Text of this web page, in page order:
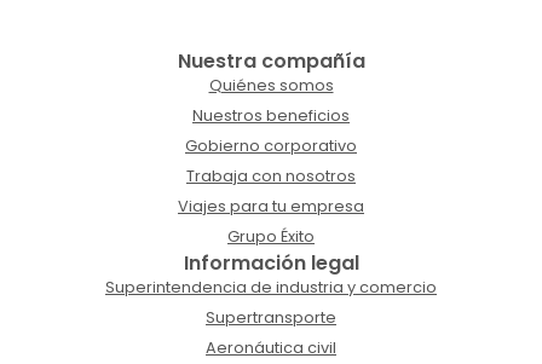
Nuestra compañía
Quiénes somos
Nuestros beneficios
Gobierno corporativo
Trabaja con nosotros
Viajes para tu empresa
Grupo Éxito
Información legal
Superintendencia de industria y comercio
Supertransporte
Aeronáutica civil